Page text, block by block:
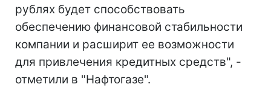
рублях будет способствовать
обеспечению финансовой стабильности
компании и расширит ее возможности
для привлечения кредитных средств", -
отметили в "Нафтогазе".